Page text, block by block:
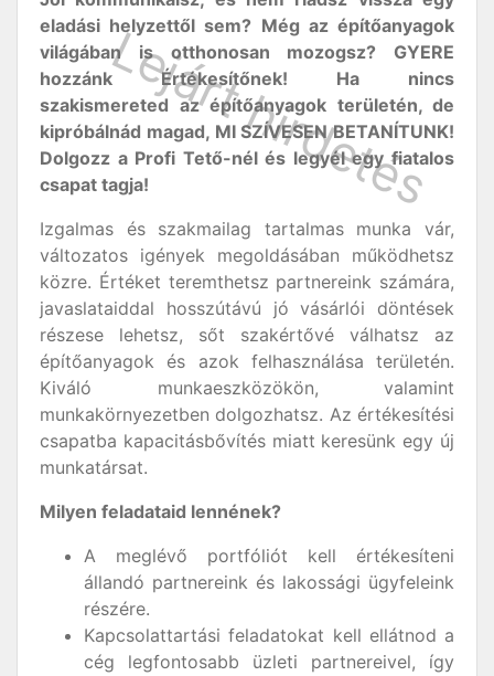
eladási helyzettől sem? Még az építőanyagok
világában is otthonosan mozogsz? GYERE
hozzánk Értékesítőnek! Ha nincs
szakismereted az építőanyagok területén, de
kipróbálnád magad, MI SZÍVESEN BETANÍTUNK!
Dolgozz a Profi Tető-nél és legyél egy fiatalos
csapat tagja!
Izgalmas és szakmailag tartalmas munka vár,
változatos igények megoldásában működhetsz
közre. Értéket teremthetsz partnereink számára,
javaslataiddal hosszútávú jó vásárlói döntések
részese lehetsz, sőt szakértővé válhatsz az
építőanyagok és azok felhasználása területén.
Kiváló munkaeszközökön, valamint
munkakörnyezetben dolgozhatsz. Az értékesítési
csapatba kapacitásbővítés miatt keresünk egy új
munkatársat.
Milyen feladataid lennének?
A meglévő portfóliót kell értékesíteni
állandó partnereink és lakossági ügyfeleink
részére.
Kapcsolattartási feladatokat kell ellátnod a
cég legfontosabb üzleti partnereivel, így